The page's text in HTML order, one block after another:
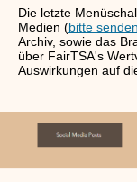
Die letzte
Medien (bitte
Archiv, sowie das
über FairTSA's
Auswirkungen auf